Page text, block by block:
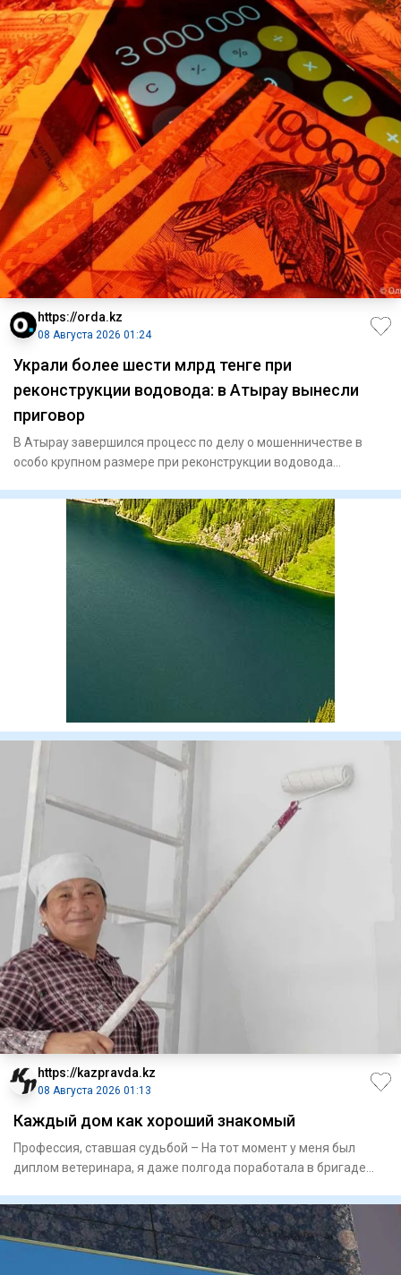
https://orda.kz
08 Августа 2026 01:24
Украли более шести млрд тенге при
реконструкции водовода: в Атырау вынесли
приговор
В Атырау завершился процесс по делу о мошенничестве в
особо крупном размере при реконструкции водовода
https://kazpravda.kz
08 Августа 2026 01:13
Каждый дом как хороший знакомый
Профессия, ставшая судьбой – На тот момент у меня был
диплом­ ветеринара, я даже полгода поработала в бригаде